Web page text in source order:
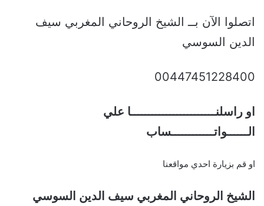
اتصلوا الآن بــ الشيخ الروحاني المغربي سيف
الدين السوسي
00447451228400
او راسلنــــــــــــــــــــــــا علي
الــــــواتــــــــــــساب
او قم بزيارة احدي مواقعنا
الشيخ الروحاني المغربي سيف الدين السوسي